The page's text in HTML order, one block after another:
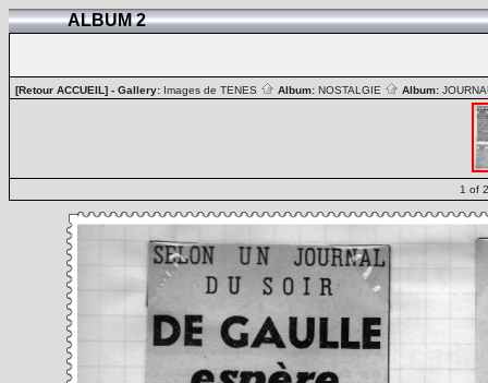
ALBUM 2
[Retour ACCUEIL] - Gallery: Images de TENES Album: NOSTALGIE Album:
1 of